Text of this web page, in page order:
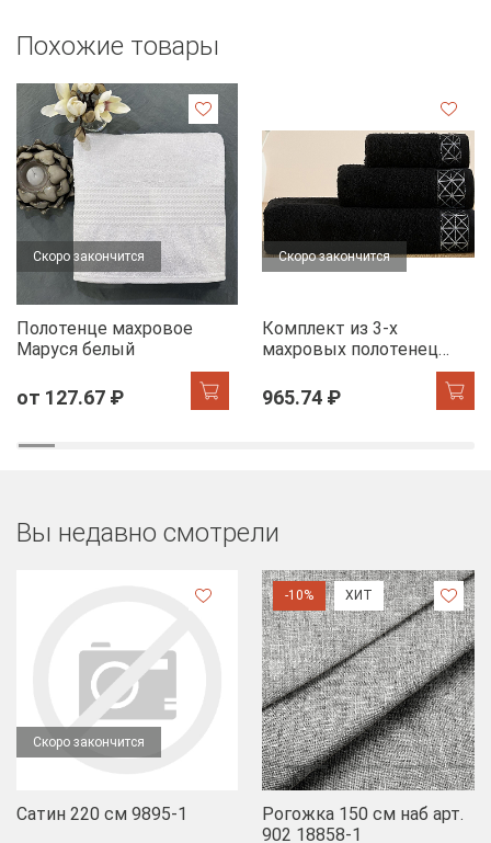
Похожие товары
Скоро закончится
Полотенце махровое
Маруся белый
от 127.67 ₽
Скоро закончится
Комплект из 3-х
махровых полотенец
FLOOX бордюр Диана,
черный
965.74 ₽
Вы недавно смотрели
Скоро закончится
Сатин 220 см 9895-1
-10% ХИТ
Рогожка 150 см наб арт.
902 18858-1